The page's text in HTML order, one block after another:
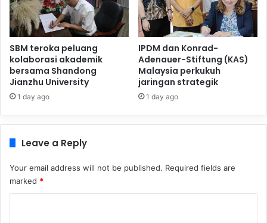
SBM teroka peluang
kolaborasi akademik
bersama Shandong
Jianzhu University
1 day ago
IPDM dan Konrad-
Adenauer-Stiftung (KAS)
Malaysia perkukuh
jaringan strategik
1 day ago
Leave a Reply
Your email address will not be published. Required fields are
marked *